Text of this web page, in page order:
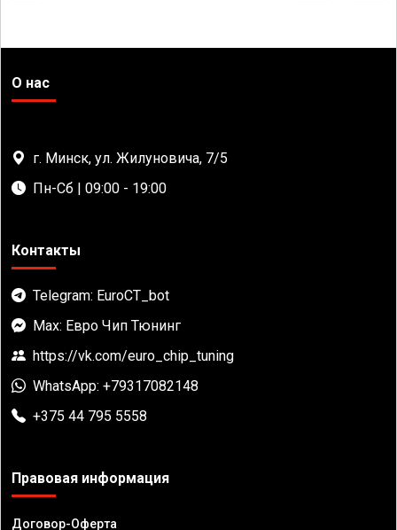
О нас
г. Минск, ул. Жилуновича, 7/5
Пн-Сб | 09:00 - 19:00
Контакты
Telegram: EuroCT_bot
Max: Евро Чип Тюнинг
https://vk.com/euro_chip_tuning
WhatsApp: +79317082148
+375 44 795 5558
Правовая информация
Договор-Оферта